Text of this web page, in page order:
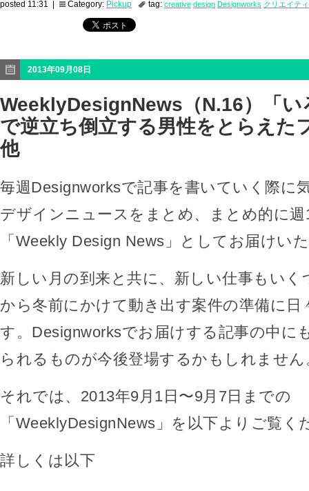
posted 11:31 | Category: Pickup tag: creative design Designworks クリエイテ
2013年09月08日
WeeklyDesignNews（N.16）「い
で逆立ち倒立する男性をとらえた
他
毎週Designworksで記事を書いていく際に
デザインニュースをまとめ、まとめ的に週
「Weekly Design News」としてお届けい
新しい月の到来と共に、新しい仕事もいく
から冬前にかけて動き出す案件の準備に日
す。Designworksでお届けする記事の中に
られるものが今後登場するかもしれません
それでは、2013年9月1日〜9月7日までの
「WeeklyDesignNews」を以下よりご覧く
詳しくは以下